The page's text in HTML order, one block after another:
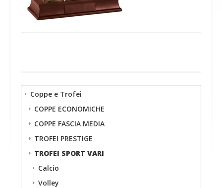
Coppe e Trofei
COPPE ECONOMICHE
COPPE FASCIA MEDIA
TROFEI PRESTIGE
TROFEI SPORT VARI
Calcio
Volley